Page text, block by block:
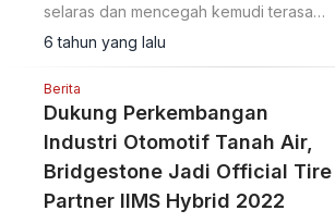
selaras dan mencegah kemudi terasa
limbung atau berat sebelah.
6 tahun yang lalu
Berita
Dukung Perkembangan
Industri Otomotif Tanah Air,
Bridgestone Jadi Official Tire
Partner IIMS Hybrid 2022